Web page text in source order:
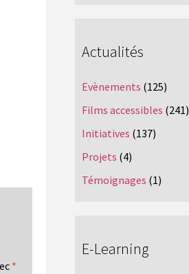
*
Actualités
Evènements (125)
Films accessibles (241)
Initiatives (137)
Projets (4)
Témoignages (1)
E-Learning